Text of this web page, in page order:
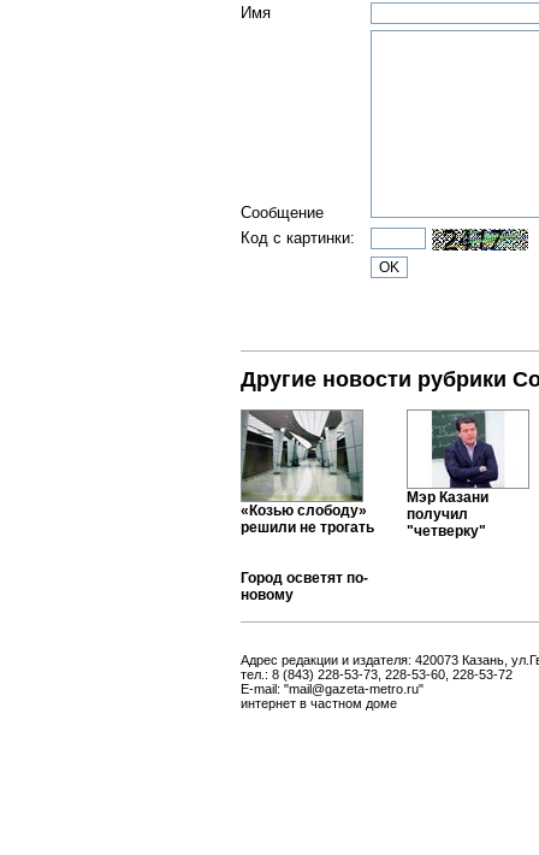
Имя
Сообщение
Код с картинки:
Другие новости рубрики
«Козью слободу»
решили не трогать
Мэр Казани
получил
"четверку"
Город осветят по-
новому
Адрес редакции и издателя: 420073 Казань,
тел.: 8 (843) 228-53-73, 228-53-60, 228-53-72
E-mail: "mail@gazeta-metro.ru"
интернет в частном доме